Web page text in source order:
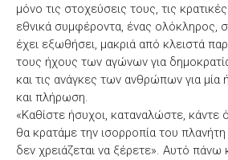
μόνο τις στοχεύσεις τους, τις
εθνικά συμφέροντα, ένας ολόκληρος,
έχει εξωθήσει, μακριά από κλειστά
τους ήχους των αγώνων για
και τις ανάγκες των ανθρώπων για μία
και πλήρωση.
«Καθίστε ήσυχοι, καταναλώστε, κάντε
θα κρατάμε την ισορροπία του
δεν χρειάζεται να ξέρετε». Αυτό